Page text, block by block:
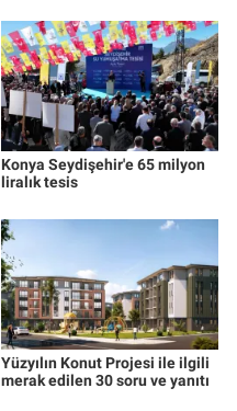
Konya Seydişehir'e 65 milyon
liralık tesis
Yüzyılın Konut Projesi ile ilgili
merak edilen 30 soru ve yanıtı